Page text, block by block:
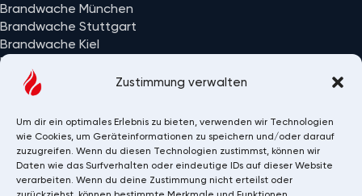
Zustimmung verwalten
Um dir ein optimales Erlebnis zu bieten, verwenden wir Technologien
wie Cookies, um Geräteinformationen zu speichern und/oder darauf
zuzugreifen. Wenn du diesen Technologien zustimmst, können wir
Daten wie das Surfverhalten oder eindeutige IDs auf dieser Website
verarbeiten. Wenn du deine Zustimmung nicht erteilst oder
Brandwache München
Brandwache Stuttgart
Brandwache Kiel
Brandwache Wiesbaden
Alle Einsatzorte